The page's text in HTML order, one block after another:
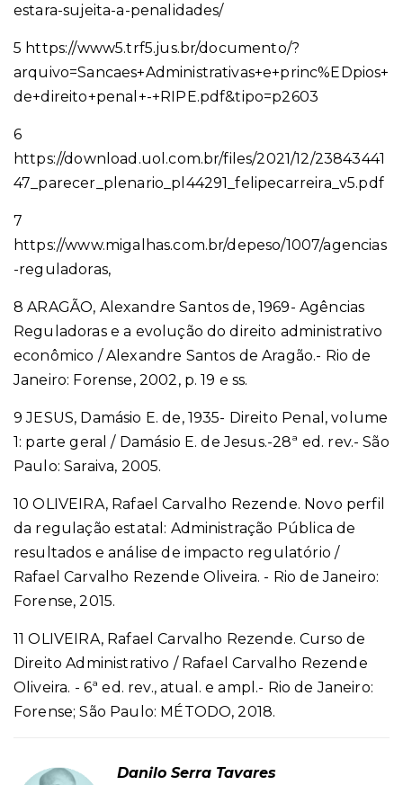
estara-sujeita-a-penalidades/
5 https://www5.trf5.jus.br/documento/?
arquivo=Sancaes+Administrativas+e+princ%EDpios+
de+direito+penal+-+RIPE.pdf&tipo=p2603
6
https://download.uol.com.br/files/2021/12/23843441
47_parecer_plenario_pl44291_felipecarreira_v5.pdf
7
https://www.migalhas.com.br/depeso/1007/agencias
-reguladoras,
8 ARAGÃO, Alexandre Santos de, 1969- Agências
Reguladoras e a evolução do direito administrativo
econômico / Alexandre Santos de Aragão.- Rio de
Janeiro: Forense, 2002, p. 19 e ss.
9 JESUS, Damásio E. de, 1935- Direito Penal, volume
1: parte geral / Damásio E. de Jesus.-28ª ed. rev.- São
Paulo: Saraiva, 2005.
10 OLIVEIRA, Rafael Carvalho Rezende. Novo perfil
da regulação estatal: Administração Pública de
resultados e análise de impacto regulatório /
Rafael Carvalho Rezende Oliveira. - Rio de Janeiro:
Forense, 2015.
11 OLIVEIRA, Rafael Carvalho Rezende. Curso de
Direito Administrativo / Rafael Carvalho Rezende
Oliveira. - 6ª ed. rev., atual. e ampl.- Rio de Janeiro:
Forense; São Paulo: MÉTODO, 2018.
Danilo Serra Tavares